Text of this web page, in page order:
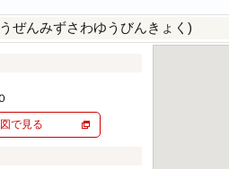
ぜんみずさわゆうびんきょく)
で見る